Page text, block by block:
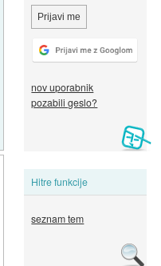
nov uporabnik
pozabili geslo?
Hitre funkcije
seznam tem